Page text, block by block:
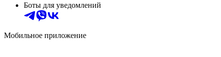
Боты для уведомлений
Мобильное приложение